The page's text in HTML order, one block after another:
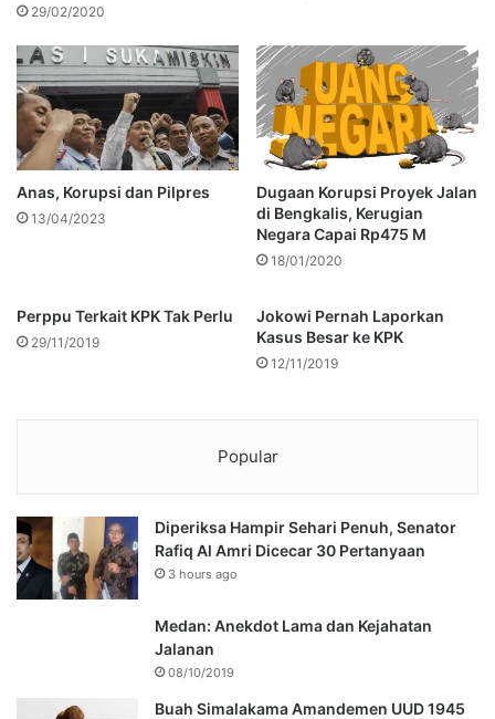
29/02/2020
Anas, Korupsi dan Pilpres
13/04/2023
Dugaan Korupsi Proyek Jalan
di Bengkalis, Kerugian
Negara Capai Rp475 M
18/01/2020
Perppu Terkait KPK Tak Perlu
29/11/2019
Jokowi Pernah Laporkan
Kasus Besar ke KPK
12/11/2019
Popular
Diperiksa Hampir Sehari Penuh, Senator
Rafiq Al Amri Dicecar 30 Pertanyaan
3 hours ago
Medan: Anekdot Lama dan Kejahatan
Jalanan
08/10/2019
Buah Simalakama Amandemen UUD 1945